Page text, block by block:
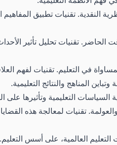
النقدية. تقنيات تطبيق
تقنيات تحليل تأثير
في التعليم. تقنيات لفهم
المناهج والنتائج التعليمية.
السياسات التعليمية وتأثيرها
تقنيات لمعالجة هذه
العالمية، على أسس